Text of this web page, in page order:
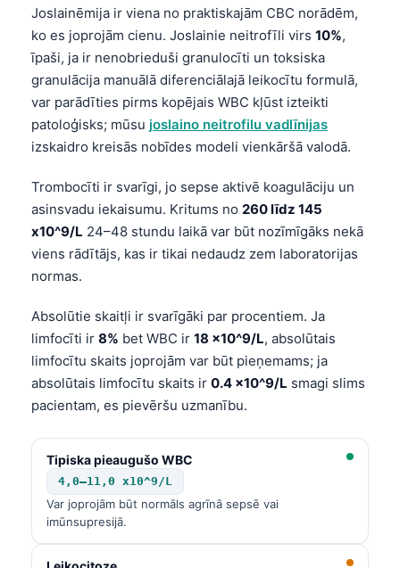
Joslainēmija ir viena no praktiskajām CBC norādēm,
ko es joprojām cienu. Joslainie neitrofīli virs 10%,
īpaši, ja ir nenobrieduši granulocīti un toksiska
granulācija manuālā diferenciālajā leikocītu formulā,
var parādīties pirms kopējais WBC kļūst izteikti
patoloģisks; mūsu joslaino neitrofilu vadlīnijas
izskaidro kreisās nobīdes modeli vienkāršā valodā.
Trombocīti ir svarīgi, jo sepse aktivē koagulāciju un
asinsvadu iekaisumu. Kritums no 260 līdz 145
x10^9/L 24–48 stundu laikā var būt nozīmīgāks nekā
viens rādītājs, kas ir tikai nedaudz zem laboratorijas
normas.
Absolūtie skaitļi ir svarīgāki par procentiem. Ja
limfocīti ir 8% bet WBC ir 18 x10^9/L, absolūtais
limfocītu skaits joprojām var būt pieņemams; ja
absolūtais limfocītu skaits ir 0.4 x10^9/L smagi slims
pacientam, es pievēršu uzmanību.
Tipiska pieaugušo WBC
4,0–11,0 x10^9/L
Var joprojām būt normāls agrīnā sepsē vai
imūnsupresijā.